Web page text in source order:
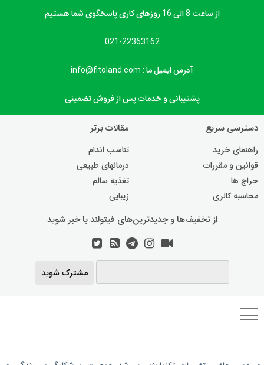
از ساعت 8 الی 16 روزهای کاری پاسخگوی شما هستیم
021-22363162
آدرس ایمیل ما : info@fitoland.com
پشتیبانی و خدمات پس از فروش تضمینی
دسترسی سریع
راهنمای خرید
قوانین و مقررات
حراج ها
محاسبه کالری
مقالات برتر
تناسب اندام
درمانهای طبیعی
تغذیه سالم
زیبایی
از تخفیف‌ها و جدیدترین‌های فیتولند با خبر شوید
مشترک شوید